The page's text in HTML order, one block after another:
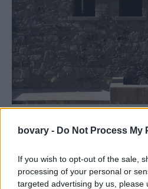
bovary - Do Not Process My
If you wish to opt-out of the sale,
processing of your personal or
targeted advertising by us, please
Agency -Μιχάλης Αικατερίνης